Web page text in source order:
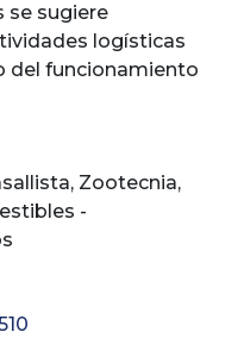
se sugiere
logísticas
del funcionamiento
, Zootecnia,
-